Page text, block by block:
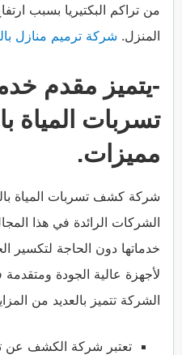
من تراكم البكتيريا بسبب
المنزل. شركة ترميم منازل
-يتميز مقدم
تسربات المياة
مميزات.
شركة كشف تسربات المياة
الشركات الرائدة في هذا
خدماتها دون الحاجة لتكسير
لأجهزة عالية الجودة
الشركة تتميز بالعديد من
تعتبر شركة الكشف عن